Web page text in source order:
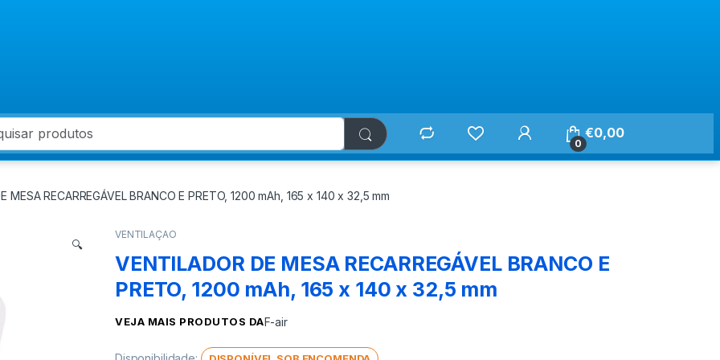
for:
0
€0,00
MESA RECARREGÁVEL BRANCO E PRETO, 1200 mAh, 165 x 140 x 32,5 mm
🔍
VENTILAÇAO
VENTILADOR DE MESA RECARREGÁVEL BRANCO E
PRETO, 1200 mAh, 165 x 140 x 32,5 mm
VEJA MAIS PRODUTOS DAF-air